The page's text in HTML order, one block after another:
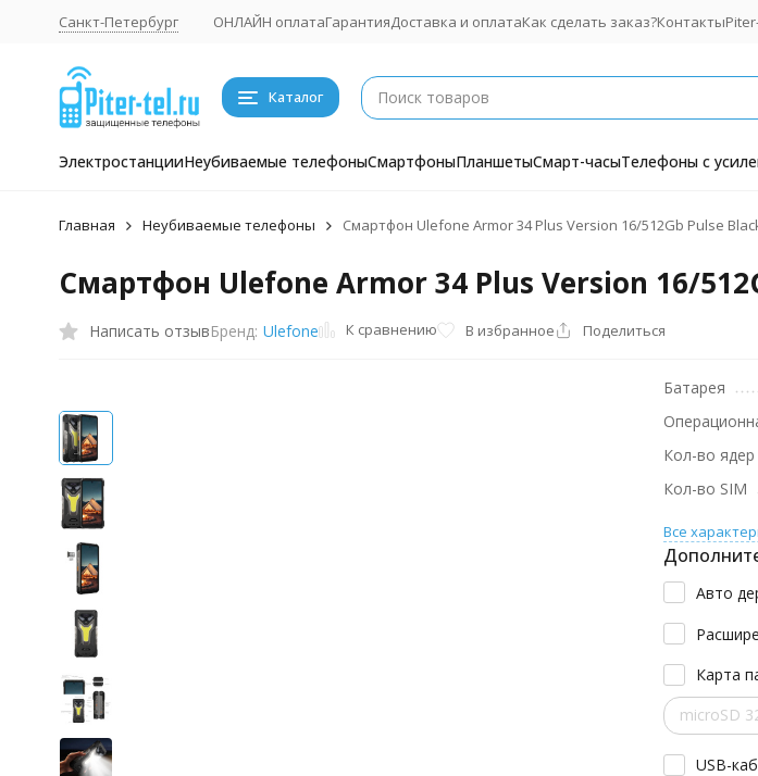
Санкт-Петербург ОНЛАЙН оплатаГарантияДоставка и оплатаКак сделать заказ?Контакты
Каталог
ЭлектростанцииНеубиваемые телефоныСмартфоныПланшетыСмарт-часыТелефоны с
Главная Неубиваемые телефоны Смартфон Ulefone Armor 34 Plus Version 16/512Gb Pulse
Смартфон Ulefone Armor 34 Plus Version 16/
Написать отзывБренд: Ulefone К сравнению В избранное Поделиться
Батарея
Кол-во ядер
Кол-во SIM
Все
Авто
Карта
microSD
USB-